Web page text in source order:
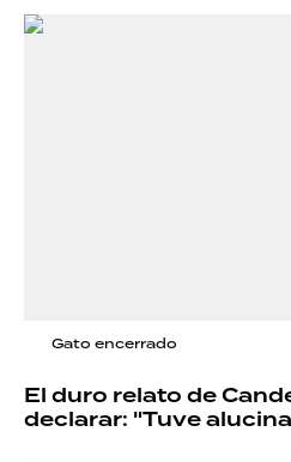
Gato encerrado
El duro relato de
declarar: "Tuve